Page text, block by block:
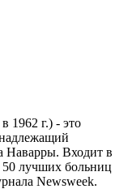
1962 г.) - это
Наварры. Входит в
лучших больниц
Newsweek.